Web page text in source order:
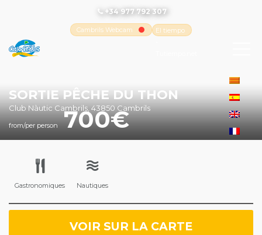
+34 977 792 307
Cambrils Webcam
El tiempo
SORTIE PÊCHE DU THON
Club Nàutic Cambrils, 43850 Cambrils
from/per person 700
Gastronomiques Nautiques
VOIR SUR LA CARTE